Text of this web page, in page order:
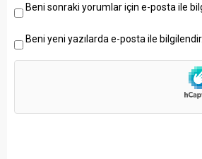
Beni sonraki yorumlar için e-posta ile
Beni yeni yazılarda e-posta ile bilgilendir.